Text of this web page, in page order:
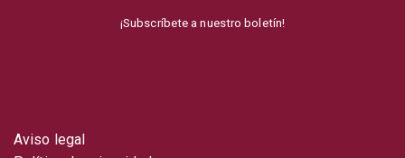
¡Subscríbete a nuestro boletín!
Aviso legal